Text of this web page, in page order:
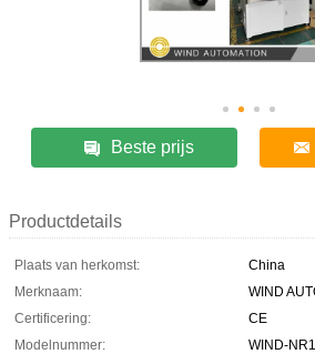
Beste prijs
Productdetails
Plaats van herkomst:
China
Merknaam:
WIND
Certificering:
CE
Modelnummer:
WIND-